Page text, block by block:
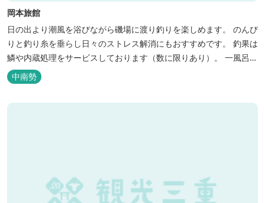
岡本旅館
日の出より潮風を浴びながら磯場に渡り釣りを楽しめます。 のんび
りと釣り糸を垂らし日々のストレス解消にもおすすめです。 釣果は
鱗や内蔵処理をサービスしております（数に限りあり）。 一風呂浴
びてさっぱりしてお帰りいただけます。 料金１名５５００円、弁当
５００円
中南勢